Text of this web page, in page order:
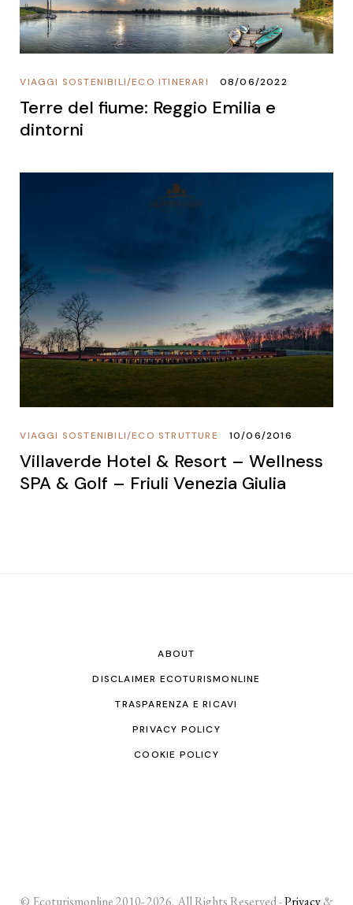
ECO ITINERARI
/
VIAGGI SOSTENIBILI 08/06/2022
Terre del fiume: Reggio Emilia e
dintorni
ECO STRUTTURE
/
VIAGGI SOSTENIBILI 10/06/2016
Villaverde Hotel & Resort – Wellness
SPA & Golf – Friuli Venezia Giulia
ABOUT
DISCLAIMER ECOTURISMONLINE
TRASPARENZA E RICAVI
PRIVACY POLICY
COOKIE POLICY
© Ecoturismonline 2010- 2026, All Rights Reserved -Privacy&